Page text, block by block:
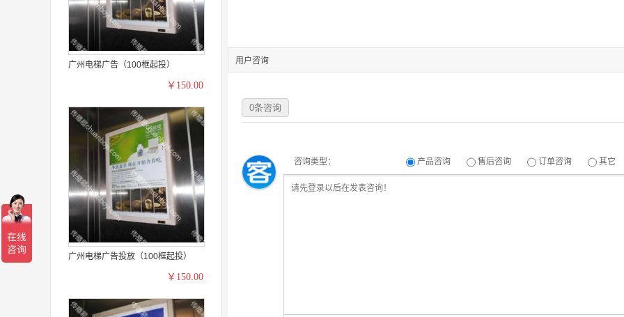
广州电梯广告（100框起投）
￥150.00
广州电梯广告投放（100框起投）
￥150.00
用户咨询
0条咨询
咨询类型： 产品咨询 售后咨询 订单咨询 其它